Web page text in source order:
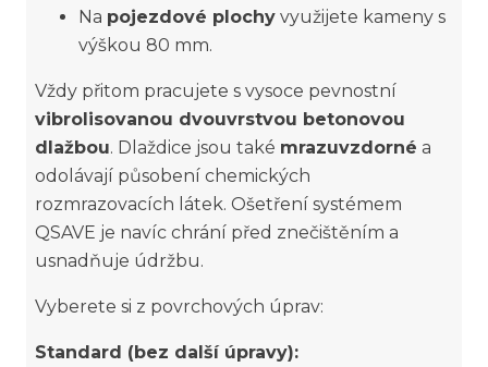
Na pojezdové plochy využijete kameny s
výškou 80 mm.
Vždy přitom pracujete s vysoce pevnostní
vibrolisovanou dvouvrstvou betonovou
dlažbou. Dlaždice jsou také mrazuvzdorné a
odolávají působení chemických
rozmrazovacích látek. Ošetření systémem
QSAVE je navíc chrání před znečištěním a
usnadňuje údržbu.
Vyberete si z povrchových úprav:
Standard (bez další úpravy):